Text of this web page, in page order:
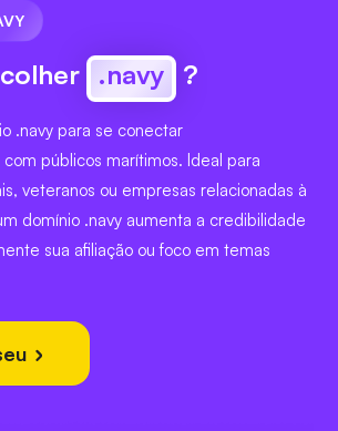
.navy ?
.navy para se conectar
públicos marítimos. Ideal para
veteranos ou empresas relacionadas à
domínio .navy aumenta a credibilidade
sua afiliação ou foco em temas